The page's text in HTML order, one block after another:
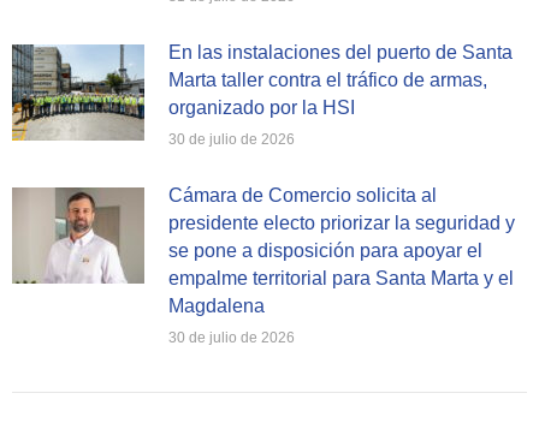
En las instalaciones del puerto de Santa
Marta taller contra el tráfico de armas,
organizado por la HSI
30 de julio de 2026
Cámara de Comercio solicita al
presidente electo priorizar la seguridad y
se pone a disposición para apoyar el
empalme territorial para Santa Marta y el
Magdalena
30 de julio de 2026